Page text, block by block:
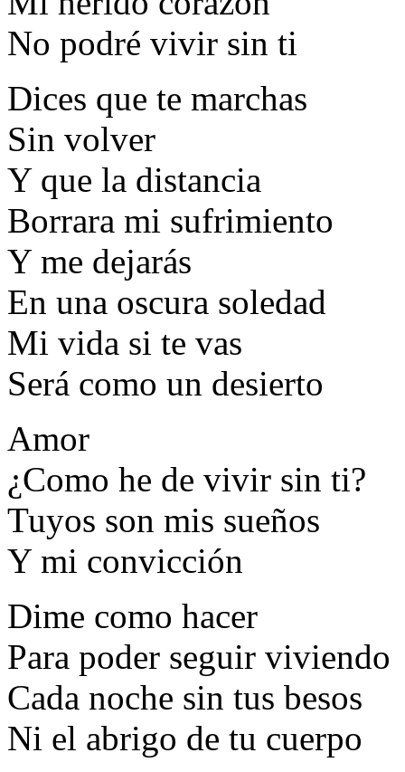
No podré vivir sin ti
Dices que te marchas
Sin volver
Y que la distancia
Borrara mi sufrimiento
Y me dejarás
En una oscura soledad
Mi vida si te vas
Será como un desierto
Amor
¿Como he de vivir sin ti?
Tuyos son mis sueños
Y mi convicción
Dime como hacer
Para poder seguir viviendo
Cada noche sin tus besos
Ni el abrigo de tu cuerpo